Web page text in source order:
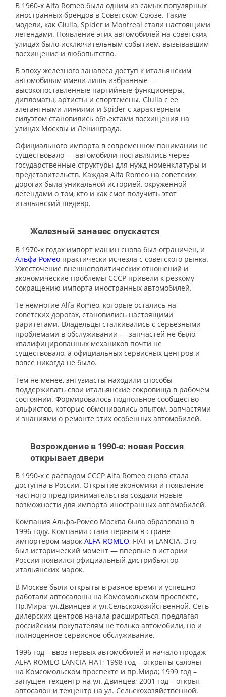
В 1960-х Alfa Romeo была одним из самых популярных
иностранных брендов в Советском Союзе. Такие
модели, как Giulia, Spider и Montreal стали настоящими
легендами. Появление этих автомобилей на советских
улицах было исключительным событием, вызывавшим
восхищение и любопытство.
В эпоху железного занавеса доступ к итальянским
автомобилям имели лишь избранные —
высокопоставленные партийные функционеры,
дипломаты, артисты и спортсмены. Giulia с ее
элегантными линиями и Spider с характерным
силуэтом становились объектами восхищения на
улицах Москвы и Ленинграда.
Официального импорта в современном понимании не
существовало — автомобили поставлялись через
государственные структуры для нужд номенклатуры и
представительств. Каждая Alfa Romeo на советских
дорогах была уникальной историей, окруженной
легендами о том, кто и как смог получить этот
итальянский шедевр.
Железный занавес опускается
В 1970-х годах импорт машин снова был ограничен, и
Альфа Ромео практически исчезла с советского рынка.
Ужесточение внешнеполитических отношений и
экономические проблемы СССР привели к резкому
сокращению импорта иностранных автомобилей.
Те немногие Alfa Romeo, которые остались на
советских дорогах, становились настоящими
раритетами. Владельцы сталкивались с серьезными
проблемами в обслуживании — запчастей не было,
квалифицированных механиков почти не
существовало, а официальных сервисных центров и
вовсе никогда не было.
Тем не менее, энтузиасты находили способы
поддерживать свои итальянские сокровища в рабочем
состоянии. Формировалось подпольное сообщество
альфистов, которые обменивались опытом, запчастями
и знаниями о ремонте этих особенных автомобилей.
Возрождение в 1990-е: новая Россия
открывает двери
В 1990-х с распадом СССР Alfa Romeo снова стала
доступна в России. Открытие экономики и появление
частного предпринимательства создали новые
возможности для импорта иностранных автомобилей.
Компания Альфа-Ромео Москва была образована в
1996 году. Компания стала первым в стране
импортером марок ALFA-ROMEO, FIAT и LANCIA. Это
был исторический момент — впервые в истории
России появился официальный дистрибьютор
итальянских марок.
В Москве были открыты в разное время и успешно
работали автосалоны на Комсомольском проспекте,
Пр.Мира, ул.Двинцев и ул.Сельскохозяйственной. Сеть
дилерских центров начала расширяться, предлагая
российским покупателям не только автомобили, но и
полноценное сервисное обслуживание.
1996 год – ввоз первых автомобилей и начало продаж
ALFA ROMEO LANCIA FIAT; 1998 год – открыты салоны
на Комсомольском проспекте и пр.Мира; 1999 год –
запущен техцентр на ул. Двинцев; 2001 год – открыт
автосалон и техцентр на ул. Сельскохозяйственной.